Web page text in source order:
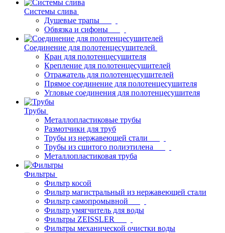
Системы слива
Душевые трапы
Обвязка и сифоны
Соединение для полотенцесушителей
Кран для полотенцесушителя
Крепление для полотенцесушителей
Отражатель для полотенцесушителей
Прямое соединение для полотенцесушителя
Угловые соединения для полотенцесушителя
Трубы
Металлопластиковые трубы
Размотчики для труб
Трубы из нержавеющей стали
Трубы из сшитого полиэтилена
Металлопластиковая труба
Фильтры
Фильтр косой
Фильтр магистральный из нержавеющей стали
Фильтр самопромывной
Фильтр умягчитель для воды
Фильтры ZEISSLER
Фильтры механической очистки воды